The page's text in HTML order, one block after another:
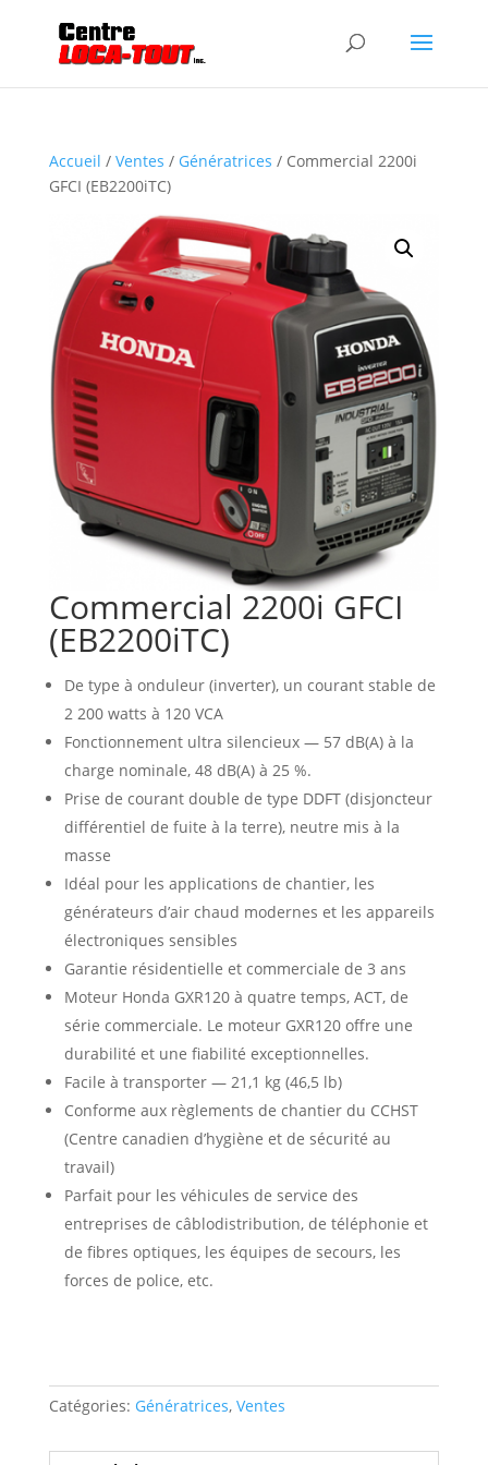
Accueil / Ventes / Génératrices / Commercial 2200i
GFCI (EB2200iTC)
Commercial 2200i GFCI
(EB2200iTC)
De type à onduleur (inverter), un courant stable de
2 200 watts à 120 VCA
Fonctionnement ultra silencieux — 57 dB(A) à la
charge nominale, 48 dB(A) à 25 %.
Prise de courant double de type DDFT (disjoncteur
différentiel de fuite à la terre), neutre mis à la
masse
Idéal pour les applications de chantier, les
générateurs d’air chaud modernes et les appareils
électroniques sensibles
Garantie résidentielle et commerciale de 3 ans
Moteur Honda GXR120 à quatre temps, ACT, de
série commerciale. Le moteur GXR120 offre une
durabilité et une fiabilité exceptionnelles.
Facile à transporter — 21,1 kg (46,5 lb)
Conforme aux règlements de chantier du CCHST
(Centre canadien d’hygiène et de sécurité au
travail)
Parfait pour les véhicules de service des
entreprises de câblodistribution, de téléphonie et
de fibres optiques, les équipes de secours, les
forces de police, etc.
Catégories: Génératrices, Ventes